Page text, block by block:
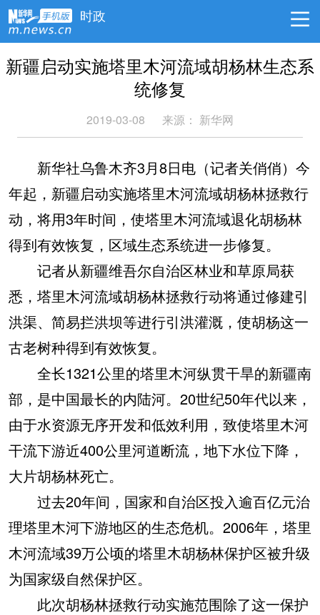
时政
新疆启动实施塔里木河流域胡杨林生态系
统修复
2019-03-08 来源： 新华网
新华社乌鲁木齐3月8日电（记者关俏俏）今
年起，新疆启动实施塔里木河流域胡杨林拯救行
动，将用3年时间，使塔里木河流域退化胡杨林
得到有效恢复，区域生态系统进一步修复。
记者从新疆维吾尔自治区林业和草原局获
悉，塔里木河流域胡杨林拯救行动将通过修建引
洪渠、简易拦洪坝等进行引洪灌溉，使胡杨这一
古老树种得到有效恢复。
全长1321公里的塔里木河纵贯干旱的新疆南
部，是中国最长的内陆河。20世纪50年代以来，
由于水资源无序开发和低效利用，致使塔里木河
干流下游近400公里河道断流，地下水位下降，
大片胡杨林死亡。
过去20年间，国家和自治区投入逾百亿元治
理塔里木河下游地区的生态危机。2006年，塔里
木河流域39万公顷的塔里木胡杨林保护区被升级
为国家级自然保护区。
此次胡杨林拯救行动实施范围除了这一保护